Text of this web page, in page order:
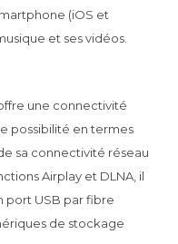
(iOS et
et ses vidéos.
une connectivité
possibilité en termes
sa connectivité réseau
Airplay et DLNA, il
port USB par fibre
de stockage